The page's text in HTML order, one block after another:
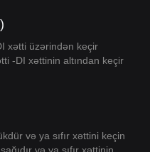
xətti üzərindən keçir
-DI xəttinin altından keçir
və ya sıfır xəttini keçin